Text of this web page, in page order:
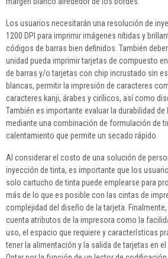
Los usuarios necesitarán una resolución de
1200 DPI para imprimir imágenes nítidas y
códigos de barras bien definidos. También
unidad pueda imprimir tarjetas de compuesto
de barras y/o tarjetas con chip incrustado sin
blancas, permitir la impresión de caracteres
caracteres kanji, árabes y cirílicos, así como
También es importante evaluar la durabilidad de
mediante una combinación de formulación de
calentamiento que permite un secado rápido.
Al considerar el costo de una solución de
inyección de tinta, es importante que los
solo cartucho de tinta puede emplearse para
más de lo que es posible con las cintas de
complejidad del diseño de la tarjeta.
cuenta atributos de la impresora como la
uso, el espacio que requiere y características
tener la alimentación y la salida de tarjetas en el